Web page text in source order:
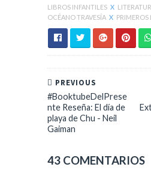
LIBROS INFANTILES X
OCÉANO TRAVESÍA X PRIMEROS
PREVIOUS
#BooktubeDelPrese
nte Reseña: El día de
playa de Chu - Neil
Gaiman
43 COMENTARIOS